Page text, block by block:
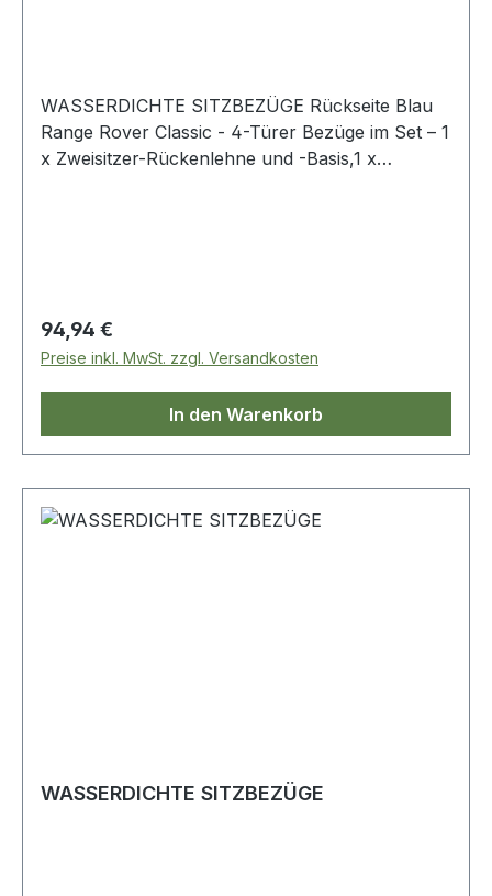
WASSERDICHTE SITZBEZÜGE Rückseite Blau
Range Rover Classic - 4-Türer Bezüge im Set – 1
x Zweisitzer-Rückenlehne und -Basis,1 x
Regulärer Preis:
94,94 €
Preise inkl. MwSt. zzgl. Versandkosten
In den Warenkorb
WASSERDICHTE SITZBEZÜGE